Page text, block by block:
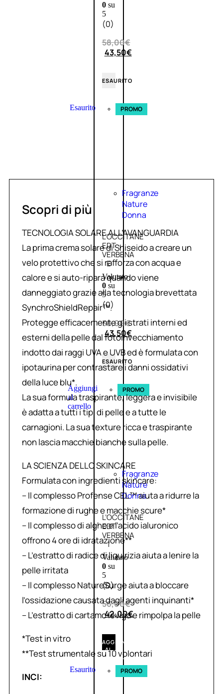
0su
5
(0)
58,00€
43,50€
ESAURITO
Esaurito PROMO
Fragranze
Nature
Donna
L’OCCITANE
EDT
VERBENA
E
Valutato
0su
5
(0)
58,00€
43,50€
ESAURITO
Aggiungi
al
carrello
PROMO
Fragranze
Nature
Donna
L’OCCITANE
EDT
VERBENA
1
Valutato
0su
5
(0)
56,00€
42,00€
AGGIUNGI
AL
CARRELLO
Esaurito PROMO
Scopri di più
TECNOLOGIA SOLARE ALL’AVANGUARDIA
La prima crema solare di Shiseido a creare un
velo protettivo che si rafforza con acqua e
calore e si auto-ripara quando viene
danneggiato grazie alla tecnologia brevettata
SynchroShieldRepair™.
Protegge efficacemente gli strati interni ed
esterni della pelle dal fotoinvecchiamento
indotto dai raggi UVA e UVB ed è formulata con
ipotaurina per contrastare i danni ossidativi
della luce blu*.
La sua formula traspirante, leggera e invisibile
è adatta a tutti i tipi di pelle e a tutte le
carnagioni. La sua texture ricca e traspirante
non lascia macchie bianche sulla pelle.
LA SCIENZA DELLO SKINCARE
Formulata con ingredienti skincare:
– Il complesso Profense CEL™ aiuta a ridurre la
formazione di rughe e macchie scure*
– Il complesso di alghe e l’acido ialuronico
offrono 4 ore di idratazione**
– L’estratto di radice di liquirizia aiuta a lenire la
pelle irritata
– Il complesso NatureSurge aiuta a bloccare
l’ossidazione causata dagli agenti inquinanti*
– L’estratto di cartamo leviga e rimpolpa la pelle
*Test in vitro
**Test strumentale su 10 volontari
INCI: